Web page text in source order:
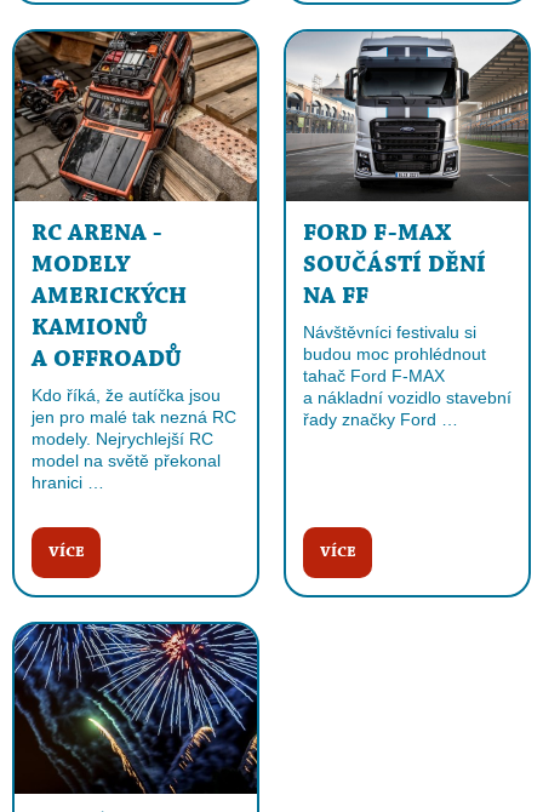
RC ARENA -
MODELY
AMERICKÝCH
KAMIONŮ
A OFFROADŮ
Kdo říká, že autíčka jsou
jen pro malé tak nezná RC
modely. Nejrychlejší RC
model na světě překonal
hranici …
VÍCE
FORD F-MAX
SOUČÁSTÍ DĚNÍ
NA FF
Návštěvníci festivalu si
budou moc prohlédnout
tahač Ford F-MAX
a nákladní vozidlo stavební
řady značky Ford …
VÍCE